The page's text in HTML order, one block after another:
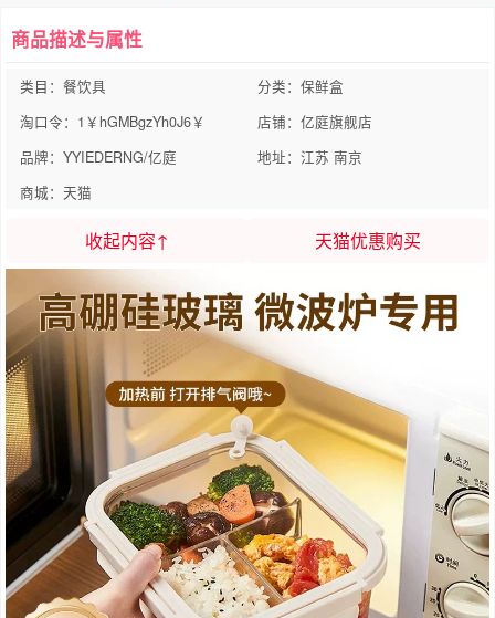
商品描述与属性
类目：餐饮具
分类：保鲜盒
淘口令：1￥hGMBgzYh0J6￥
店铺：亿庭旗舰店
品牌：YYIEDERNG/亿庭
地址：江苏 南京
商城：天猫
收起内容↑ 天猫优惠购买